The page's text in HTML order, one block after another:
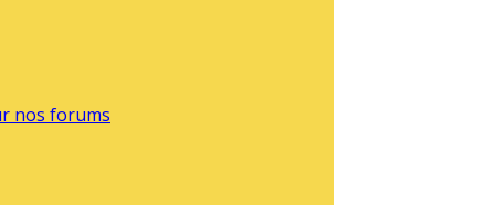
nos forums